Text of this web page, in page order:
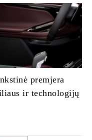
premjera
ir technologijų